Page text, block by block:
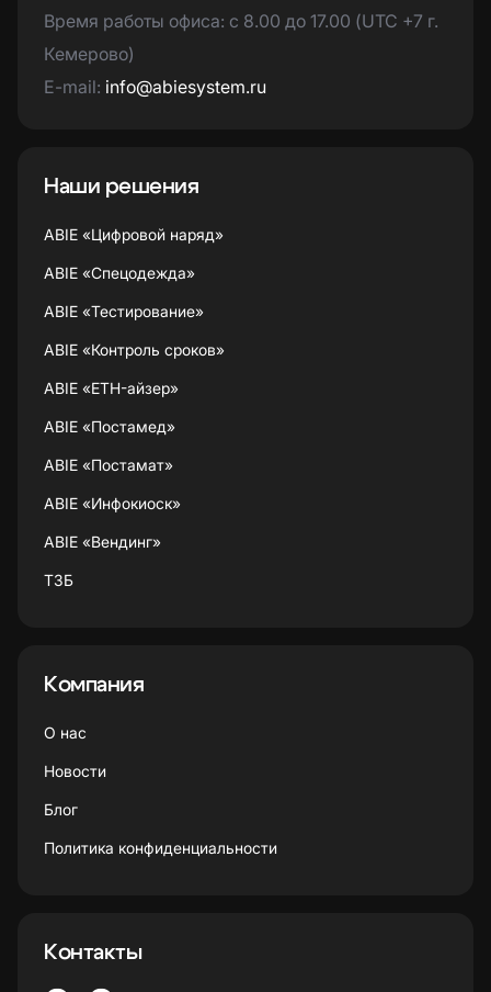
Время работы офиса: с 8.00 до 17.00 (UTC +7 г.
Кемерово)
E-mail: info@abiesystem.ru
Наши решения
ABIE «Цифровой наряд»
ABIE «Спецодежда»
ABIE «Тестирование»
ABIE «Контроль сроков»
ABIE «ETH-айзер»
ABIE «Постамед»
ABIE «Постамат»
ABIE «Инфокиоск»
ABIE «Вендинг»
ТЗБ
Компания
О нас
Новости
Блог
Политика конфиденциальности
Контакты